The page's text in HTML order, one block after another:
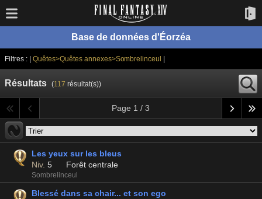
Base de données d'Éorzéa
Filtres : | Quêtes>Quêtes annexes>Sombrelinceul
Résultats (117 résultat(s))
Page 1 / 3
Les yeux sur les bleus
Niv. 5 Forêt centrale
Sombrelinceul
Blessé dans sa chair... et son ego